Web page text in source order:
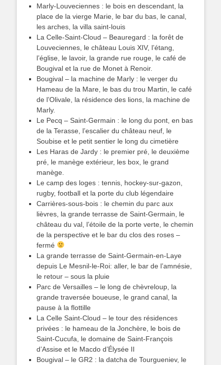
Marly-Louveciennes : le bois en descendant, la
place de la vierge Marie, le bar du bas, le canal,
les arches, la villa saint-louis
La Celle-Saint-Cloud – Beauregard : la forêt de
Louveciennes, le château Louis XIV, l’étang,
l’église, le lavoir, la grande rue rouge, le café de
Bougival et la rue de Monet à Renoir.
Bougival – la machine de Marly : le verger du
Hameau de la Mare, le bas du trou Martin, le café
de l’Olivale, la résidence des lions, la machine de
Marly.
Le Pecq – Saint-Germain : le long du pont, en bas
de la Terasse, l’escalier du château neuf, le
Soubise et le petit sentier le long du cimetière
Les Haras de Jardy : le premier pré, le deuxième
pré, le manège extérieur, les box, le grand
manège.
Le camp des loges : tennis, hockey-sur-gazon,
rugby, football et la porte du club légendaire
Carrières-sous-bois : le chemin du parc aux
lièvres, la grande terrasse de Saint-Germain, le
château du val, l’étoile de la porte verte, le chemin
de la perspective et le bar du clos des roses –
fermé
La grande terrasse de Saint-Germain-en-Laye
depuis Le Mesnil-le-Roi: aller, le bar de l’amnésie,
le retour – sous la pluie
Parc de Versailles – le long de chèvreloup, la
grande traversée boueuse, le grand canal, la
pause à la flottille
La Celle Saint-Cloud – le tour des résidences
privées : le hameau de la Jonchère, le bois de
Saint-Cucufa, le domaine de Saint-François
d’Assise et le Macdo d’Élysée II
Bougival – le GR2 : la datcha de Tourgueniev, le